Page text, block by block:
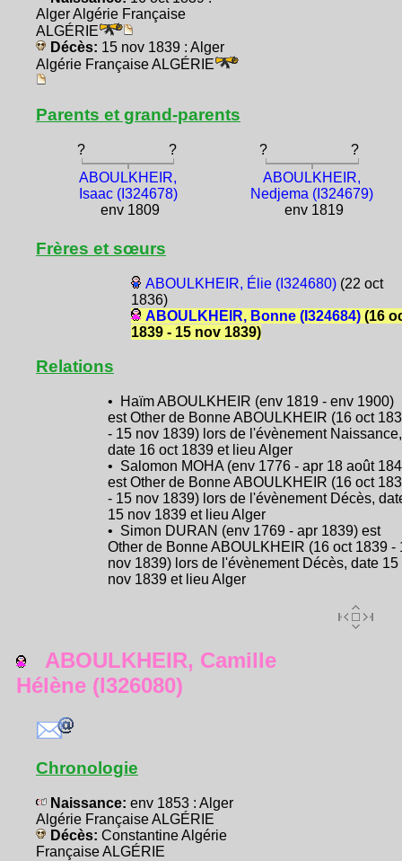
Alger Algérie Française
ALGÉRIE
Décès: 15 nov 1839 : Alger
Algérie Française ALGÉRIE
Parents et grand-parents
? ? ?
?
ABOULKHEIR,
Isaac (I324678)
env 1809
ABOULKHEIR,
Nedjema (I324679)
env 1819
Frères et sœurs
ABOULKHEIR, Élie (I324680)(22 oct
1836)
ABOULKHEIR, Bonne (I324684)(16
1839 - 15 nov 1839)
Relations
• Haïm ABOULKHEIR (env 1819 - env 1900)
est Other de Bonne ABOULKHEIR (16 oct
- 15 nov 1839) lors de l'évènement Naissance,
date 16 oct 1839 et lieu Alger
• Salomon MOHA (env 1776 - apr 18 août
est Other de Bonne ABOULKHEIR (16 oct
- 15 nov 1839) lors de l'évènement Décès,
15 nov 1839 et lieu Alger
• Simon DURAN (env 1769 - apr 1839) est
Other de Bonne ABOULKHEIR (16 oct 1839 -
nov 1839) lors de l'évènement Décès, date 15
nov 1839 et lieu Alger
ABOULKHEIR, Camille
Hélène (I326080)
Chronologie
Naissance: env 1853 : Alger
Algérie Française ALGÉRIE
Décès: Constantine Algérie
Française ALGÉRIE